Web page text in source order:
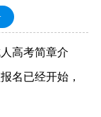
高考简章介
名已经开始，